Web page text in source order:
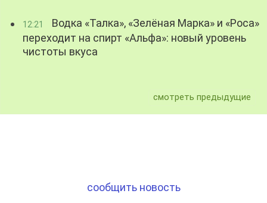
12:21
Водка «Талка», «Зелёная Марка» и «Роса»
переходит на спирт «Альфа»: новый уровень
чистоты вкуса
смотреть предыдущие
сообщить новость